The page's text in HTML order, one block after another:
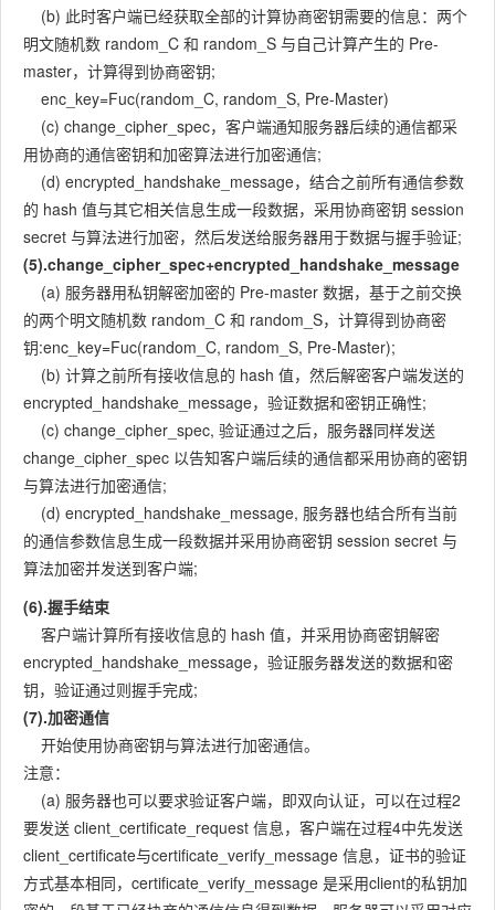
(b) 此时客户端已经获取全部的计算协商密钥需要的信息：两个
明文随机数 random_C 和 random_S 与自己计算产生的 Pre-
master，计算得到协商密钥;
enc_key=Fuc(random_C, random_S, Pre-Master)
(c) change_cipher_spec，客户端通知服务器后续的通信都采
用协商的通信密钥和加密算法进行加密通信;
(d) encrypted_handshake_message，结合之前所有通信参数
的 hash 值与其它相关信息生成一段数据，采用协商密钥 session
secret 与算法进行加密，然后发送给服务器用于数据与握手验证;
(5).change_cipher_spec+encrypted_handshake_message
(a) 服务器用私钥解密加密的 Pre-master 数据，基于之前交换
的两个明文随机数 random_C 和 random_S，计算得到协商密
钥:enc_key=Fuc(random_C, random_S, Pre-Master);
(b) 计算之前所有接收信息的 hash 值，然后解密客户端发送的
encrypted_handshake_message，验证数据和密钥正确性;
(c) change_cipher_spec, 验证通过之后，服务器同样发送
change_cipher_spec 以告知客户端后续的通信都采用协商的密钥
与算法进行加密通信;
(d) encrypted_handshake_message, 服务器也结合所有当前
的通信参数信息生成一段数据并采用协商密钥 session secret 与
算法加密并发送到客户端;
(6).握手结束
客户端计算所有接收信息的 hash 值，并采用协商密钥解密
encrypted_handshake_message，验证服务器发送的数据和密
钥，验证通过则握手完成;
(7).加密通信
开始使用协商密钥与算法进行加密通信。
注意：
(a) 服务器也可以要求验证客户端，即双向认证，可以在过程2
要发送 client_certificate_request 信息，客户端在过程4中先发送
client_certificate与certificate_verify_message 信息，证书的验证
方式基本相同，certificate_verify_message 是采用client的私钥加